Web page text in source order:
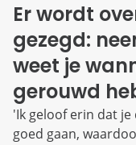
Er wordt
gezegd:
weet je
gerouwd
'Ik geloof erin dat
goed gaan,